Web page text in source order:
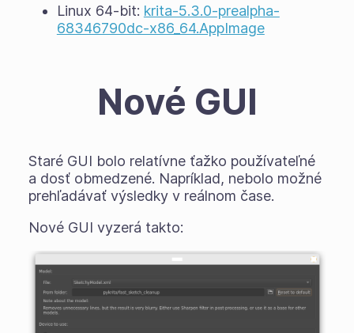
Linux 64-bit: krita-5.3.0-prealpha-
68346790dc-x86_64.AppImage
Nové GUI
Staré GUI bolo relatívne ťažko používateľné
a dosť obmedzené. Napríklad, nebolo možné
prehľadávať výsledky v reálnom čase.
Nové GUI vyzerá takto: